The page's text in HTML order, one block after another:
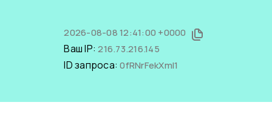
2026-08-08 12:41:00 +0000
Ваш IP:216.73.216.145
ID запроса:0fRNrFekXmI1